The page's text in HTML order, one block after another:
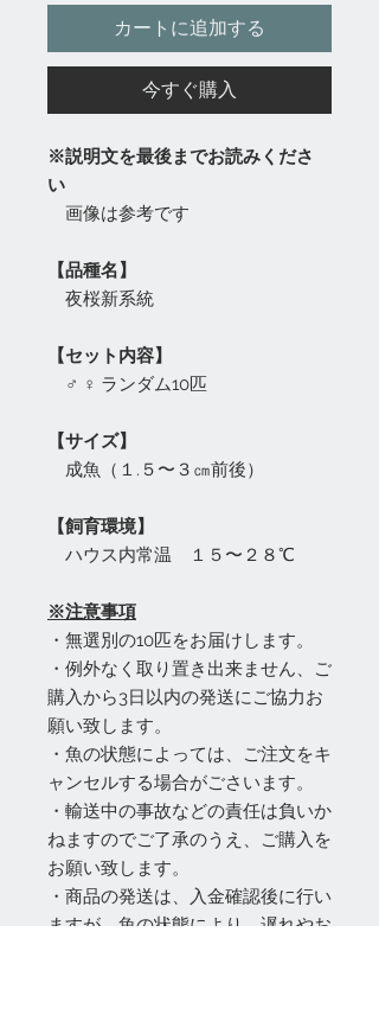
カートに追加する
今すぐ購入
※説明文を最後までお読みくださ
い
画像は参考です
【品種名】
夜桜新系統
【セット内容】
♂ ♀ ランダム10匹
【サイズ】
成魚（１.５〜３㎝前後）
【飼育環境】
ハウス内常温 １５〜２８℃
※注意事項
・無選別の10匹をお届けします。
・例外なく取り置き出来ません、ご
購入から3日以内の発送にご協力お
願い致します。
・魚の状態によっては、ご注文をキ
ャンセルする場合がごさいます。
・輸送中の事故などの責任は負いか
ねますのでご了承のうえ、ご購入を
お願い致します。
・商品の発送は、入金確認後に行い
ますが、魚の状態により、遅れやお